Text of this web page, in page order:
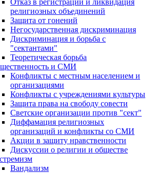
Отказ в регистрации и ликвидация
религиозных объединений
Защита от гонений
Негосударственная дискриминация
Дискриминация и борьба с
"сектантами"
Теоретическая борьба
и СМИ
Конфликты с местным населением и
организациями
Конфликты с учреждениями культуры
Защита права на свободу совести
Светские организации против "сект"
Диффамация религиозных
организаций и конфликты со СМИ
Акции в защиту нравственности
Дискуссии о религии и обществе
Вандализм